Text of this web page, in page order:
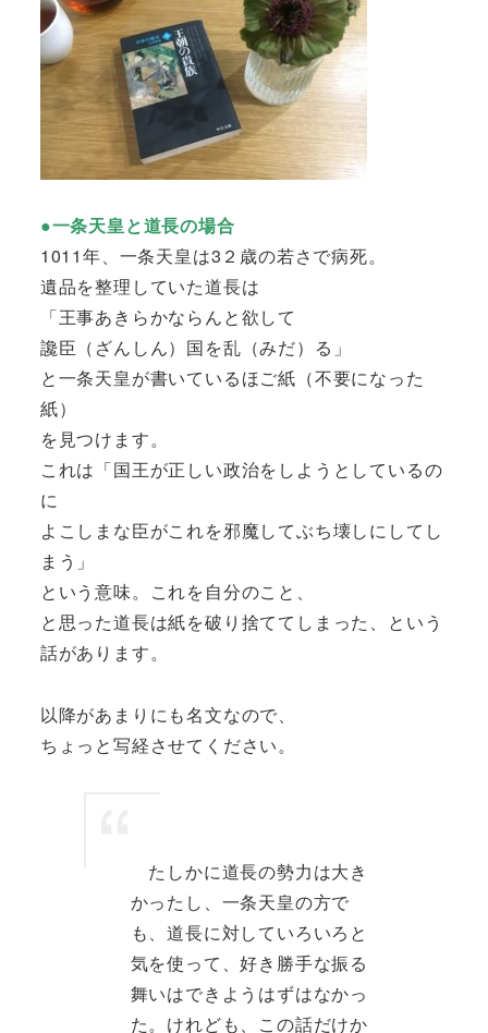
●一条天皇と道長の場合
1011年、一条天皇は3２歳の若さで病死。
遺品を整理していた道長は
「王事あきらかならんと欲して
讒臣（ざんしん）国を乱（みだ）る」
と一条天皇が書いているほご紙（不要になった
紙）
を見つけます。
これは「国王が正しい政治をしようとしているの
に
よこしまな臣がこれを邪魔してぶち壊しにしてし
まう」
という意味。これを自分のこと、
と思った道長は紙を破り捨ててしまった、という
話があります。
以降があまりにも名文なので、
ちょっと写経させてください。
たしかに道長の勢力は大き
かったし、一条天皇の方で
も、道長に対していろいろと
気を使って、好き勝手な振る
舞いはできようはずはなかっ
た。けれども、この話だけか